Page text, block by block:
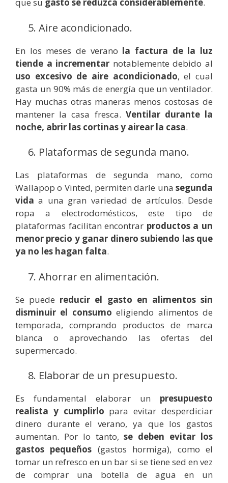
5. Aire acondicionado.
En los meses de verano la factura de la luz
tiende a incrementar notablemente debido al
uso excesivo de aire acondicionado, el cual
gasta un 90% más de energía que un ventilador.
Hay muchas otras maneras menos costosas de
mantener la casa fresca. Ventilar durante la
noche, abrir las cortinas y airear la casa.
6. Plataformas de segunda mano.
Las plataformas de segunda mano, como
Wallapop o Vinted, permiten darle una segunda
vida a una gran variedad de artículos. Desde
ropa a electrodomésticos, este tipo de
plataformas facilitan encontrar productos a un
menor precio y ganar dinero subiendo las que
ya no les hagan falta.
7. Ahorrar en alimentación.
Se puede reducir el gasto en alimentos sin
disminuir el consumo eligiendo alimentos de
temporada, comprando productos de marca
blanca o aprovechando las ofertas del
supermercado.
8. Elaborar de un presupuesto.
Es fundamental elaborar un presupuesto
realista y cumplirlo para evitar desperdiciar
dinero durante el verano, ya que los gastos
aumentan. Por lo tanto,se deben evitar los
gastos pequeños (gastos hormiga), como el
tomar un refresco en un bar si se tiene sed en vez
de comprar una botella de agua en un